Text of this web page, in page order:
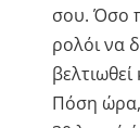
σου. Όσο
ρολόι να
Πόση ώρα,